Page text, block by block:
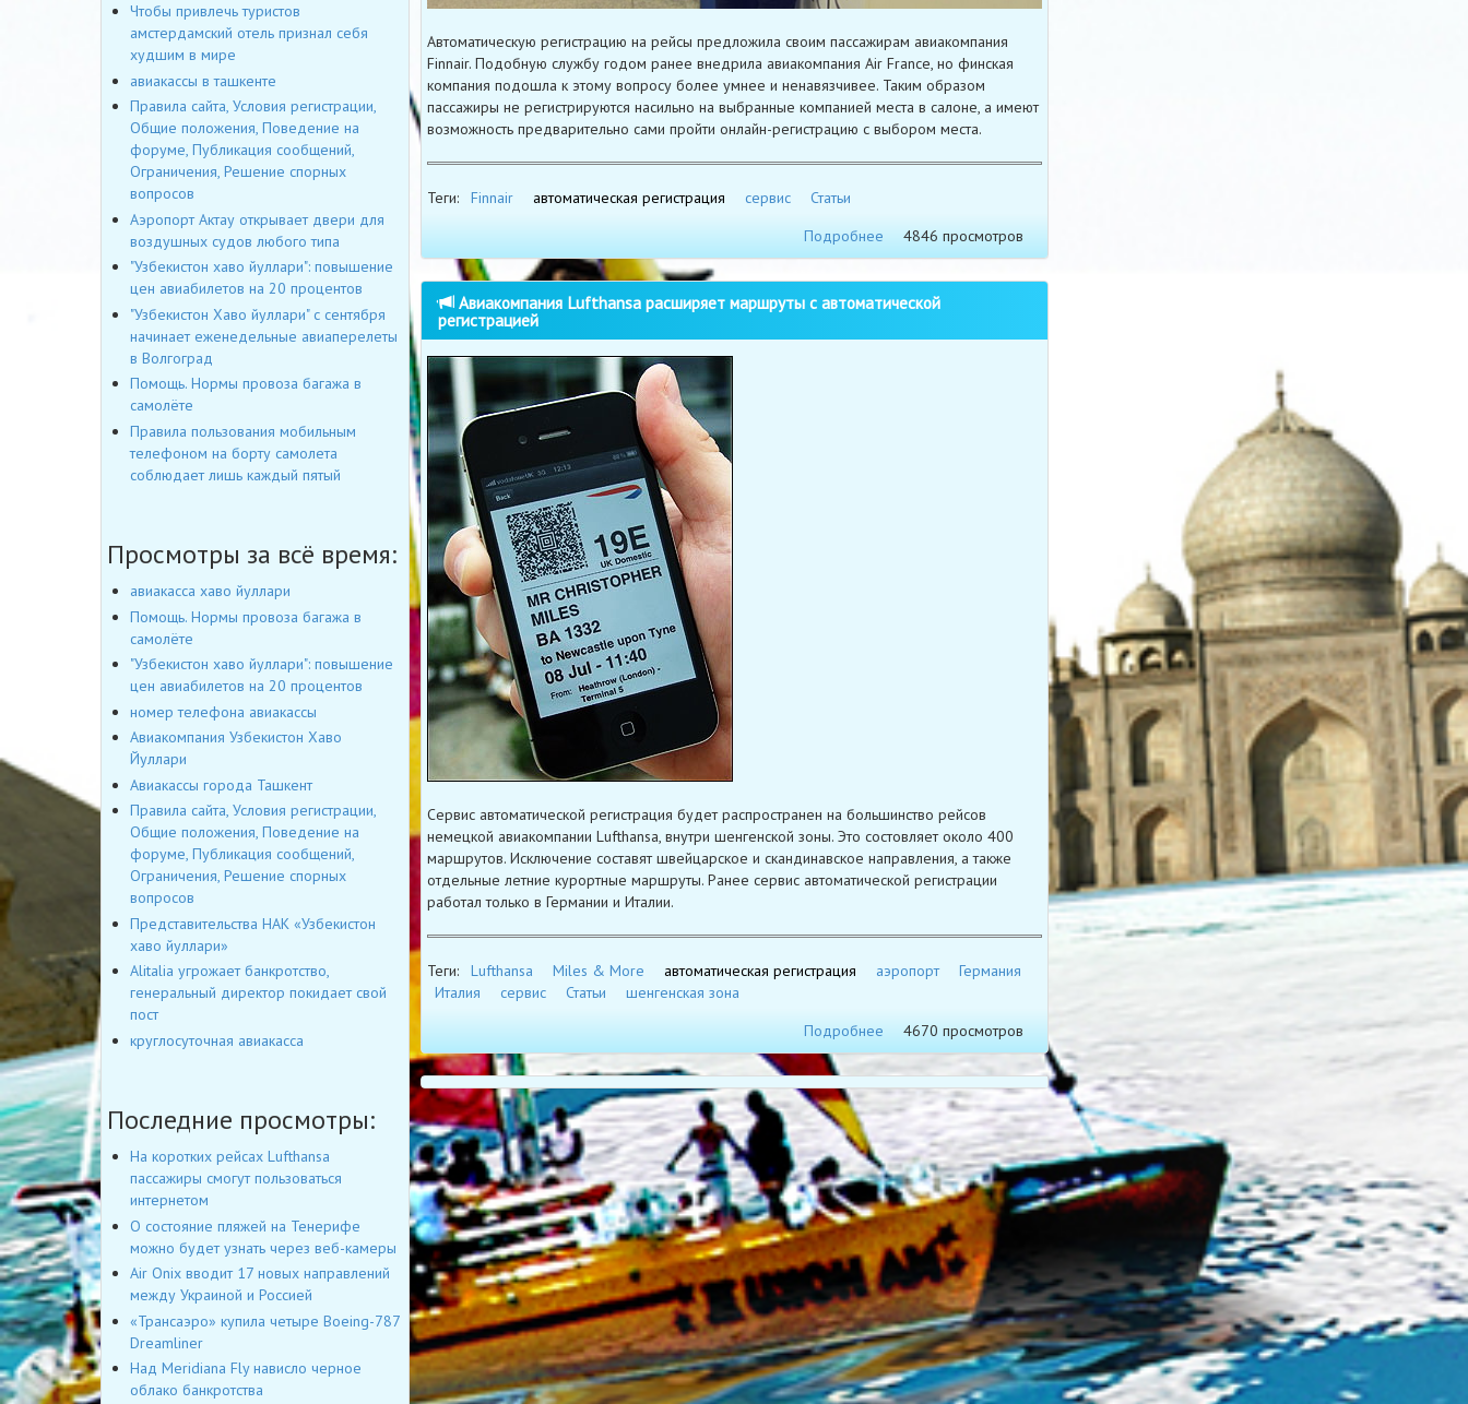
Автоматическую регистрацию на рейсы предложила своим пассажирам авиакомпания
Finnair. Подобную службу годом ранее внедрила авиакомпания Air France, но финская
компания подошла к этому вопросу более умнее и ненавязчивее. Таким образом
пассажиры не регистрируются насильно на выбранные компанией места в салоне, а имеют
возможность предварительно сами пройти онлайн-регистрацию с выбором места.
Теги: Finnair автоматическая регистрация сервис
Статьи
Подробнее
4846 просмотров
Авиакомпания Lufthansa расширяет маршруты с автоматической
регистрацией
Сервис автоматической регистрация будет распространен на большинство рейсов
немецкой авиакомпании Lufthansa, внутри шенгенской зоны. Это состовляет около 400
маршрутов. Исключение составят швейцарское и скандинавское направления, а также
отдельные летние курортные маршруты. Ранее сервис автоматической регистрации
работал только в Германии и Италии.
Теги: Lufthansa Miles & More автоматическая регистрация аэропорт
Германия
Италия
сервис Статьи
шенгенская зона
Подробнее
4670 просмотров
Чтобы привлечь туристов
амстердамский отель признал себя
худшим в мире
авиакассы в ташкенте
Правила сайта, Условия регистрации,
Общие положения, Поведение на
форуме, Публикация сообщений,
Ограничения, Решение спорных
вопросов
Аэропорт Актау открывает двери для
воздушных судов любого типа
"Узбекистон хаво йуллари": повышение
цен авиабилетов на 20 процентов
"Узбекистон Хаво йуллари" с сентября
начинает еженедельные авиаперелеты
в Волгоград
Помощь. Нормы провоза багажа в
самолёте
Правила пользования мобильным
телефоном на борту самолета
соблюдает лишь каждый пятый
Просмотры за всё время:
авиакасса хаво йуллари
Помощь. Нормы провоза багажа в
самолёте
"Узбекистон хаво йуллари": повышение
цен авиабилетов на 20 процентов
номер телефона авиакассы
Авиакомпания Узбекистон Хаво
Йуллари
Авиакассы города Ташкент
Правила сайта, Условия регистрации,
Общие положения, Поведение на
форуме, Публикация сообщений,
Ограничения, Решение спорных
вопросов
Представительства НАК «Узбекистон
хаво йуллари»
Alitalia угрожает банкротство,
генеральный директор покидает свой
пост
круглосуточная авиакасса
Последние просмотры:
На коротких рейсах Lufthansa
пассажиры смогут пользоваться
интернетом
О состояние пляжей на Тенерифе
можно будет узнать через веб-камеры
Air Onix вводит 17 новых направлений
между Украиной и Россией
«Трансаэро» купила четыре Boeing-787
Dreamliner
Над Meridiana Fly нависло черное
облако банкротства